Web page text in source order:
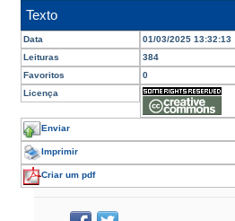
Texto
Data
01/03/2025 13:32:13
Leituras
384
Favoritos
0
Licença
Enviar
Imprimir
Criar um pdf